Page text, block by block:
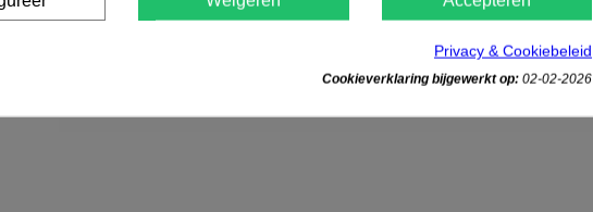
Privacy & Cookiebeleid
Cookieverklaring bijgewerkt op: 02-02-2026